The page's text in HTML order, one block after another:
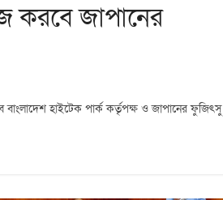
করবে জাপানের
হাইটেক পার্ক কর্তৃপক্ষ ও জাপানের ফুজিৎসু